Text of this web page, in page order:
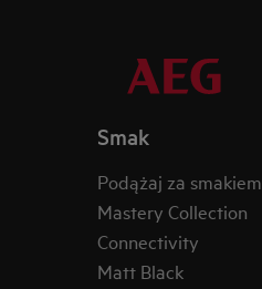
Smak
Podążaj za smakiem
Mastery Collection
Connectivity
Matt Black